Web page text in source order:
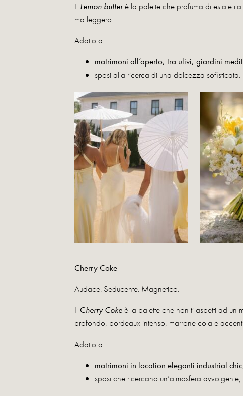
Il Lemon butterè la palette che profuma di estate
ma leggero.
Adatto a:
matrimoni all’aperto, tra ulivi, giardini
sposi alla ricerca di una dolcezza sofisticata.
Cherry Coke
Audace. Seducente. Magnetico.
Il Cherry Cokeè la palette che non ti aspetti ad un
profondo, bordeaux intenso, marrone cola e
Adatto a:
matrimoni in location eleganti industrial
sposi che ricercano un’atmosfera